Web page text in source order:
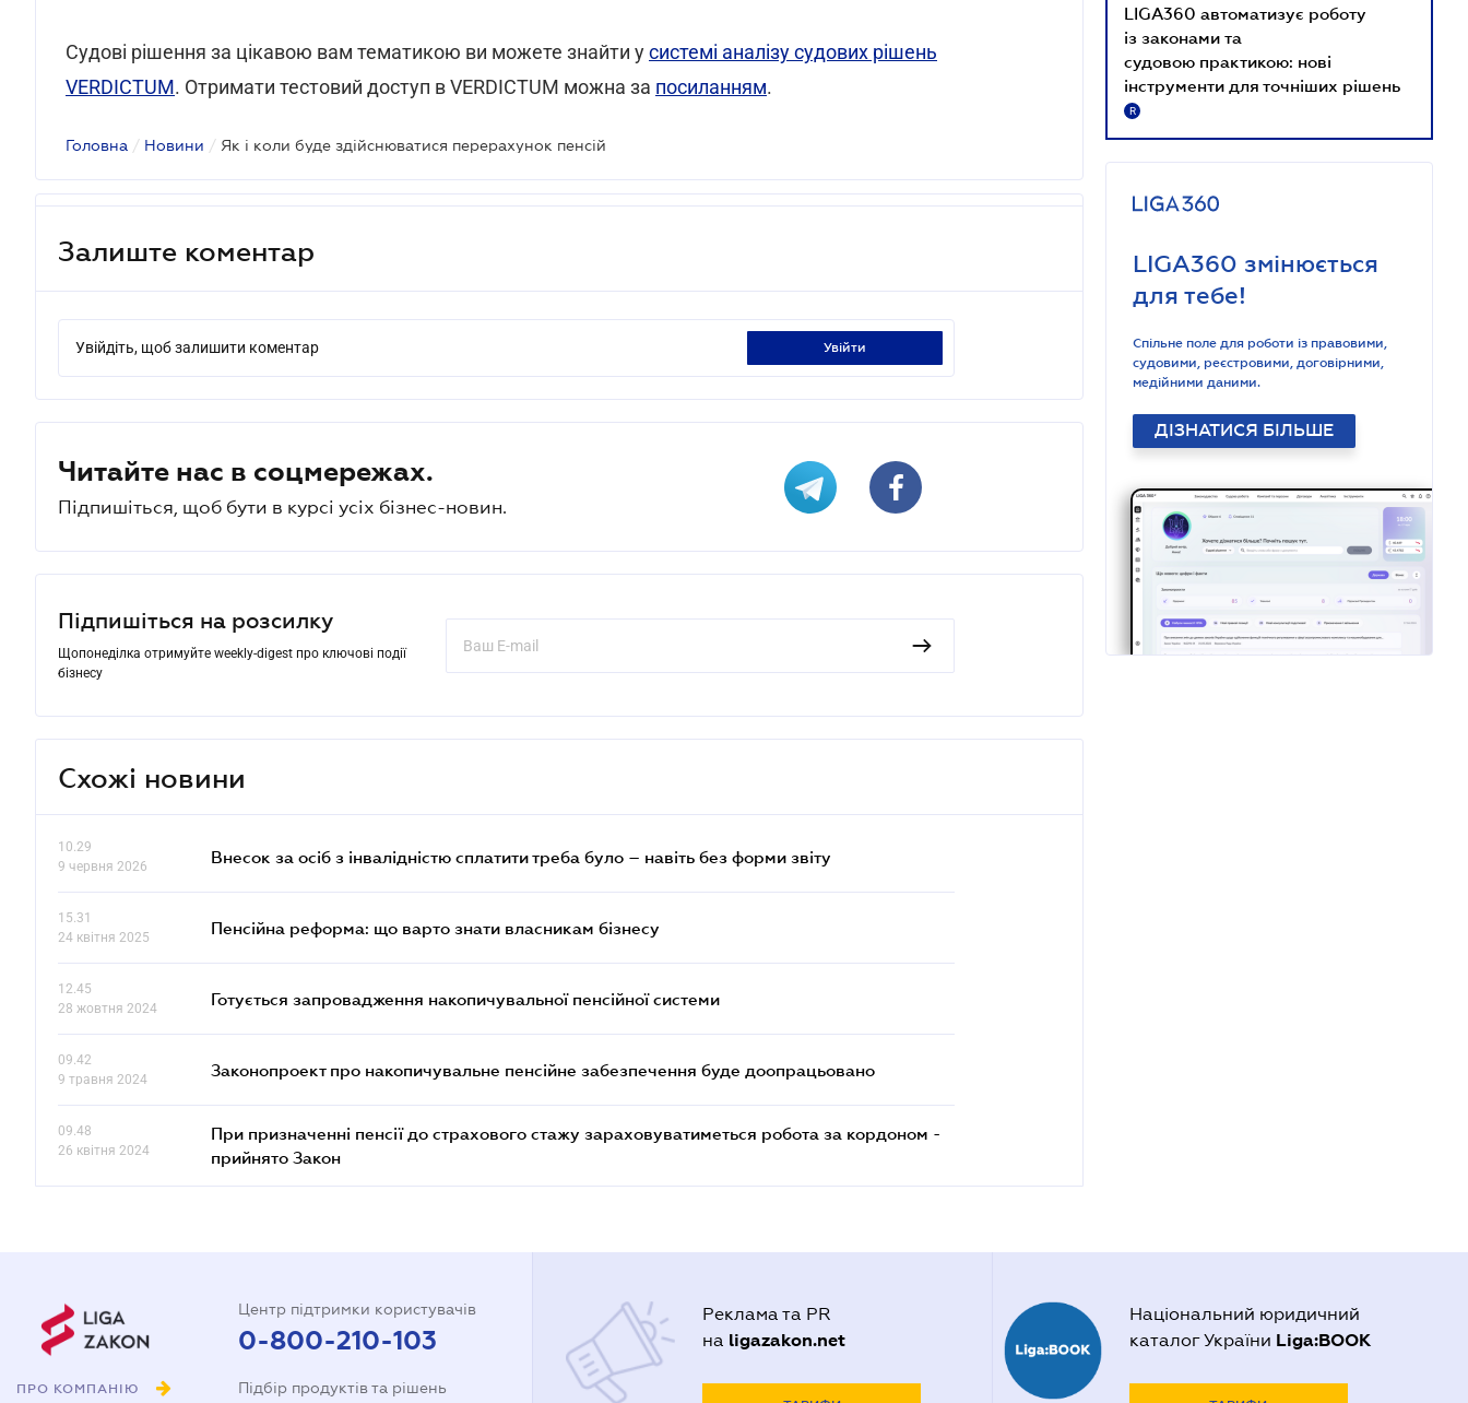
Cудові рішення за цікавою вам тематикою ви можете знайти усистемі аналізу судових рішень
VERDICTUM. Отримати тестовий доступ в VERDICTUM можна за посиланням.
Головна / Новини / Як і коли буде здійснюватися перерахунок пенсій
Залиште коментар
Увійдіть, щоб залишити коментар увійти
Читайте нас в соцмережах.
Підпишіться, щоб бути в курсі усіх бізнес-новин.
Підпишіться на розсилку
Щопонеділка отримуйте weekly-digest про ключові події
бізнесу
Схожі новини
10.29
9 червня 2026
Внесок за осіб з інвалідністю сплатити треба було – навіть без форми звіту
15.31
24 квітня 2025
Пенсійна реформа: що варто знати власникам бізнесу
12.45
28 жовтня 2024
Готується запровадження накопичувальної пенсійної системи
09.42
9 травня 2024
Законопроект про накопичувальне пенсійне забезпечення буде доопрацьовано
09.48
26 квітня 2024
При призначенні пенсії до страхового стажу зараховуватиметься робота за кордоном -
прийнято Закон
LIGA360 автоматизує роботу
із законами та
судовою практикою: нові
інструменти для точніших рішень
R
LIGA360 змінюється
для тебе!
Спільне поле для роботи із правовими,
судовими, реєстровими, договірними,
медійними даними.
ДІЗНАТИСЯ БІЛЬШЕ
ПРО КОМПАНІЮ
Центр підтримки користувачів
0-800-210-103
Підбір продуктів та рішень
Реклама та PR
на ligazakon.net
Національний юридичний
каталог України Liga:BOOK